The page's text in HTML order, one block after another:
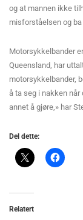
og at mannen ikke
misforståelsen og
Motorsykkelbander
Queensland, har
motorsykkelbander,
å ta seg i nakken når
annet å gjøre,» har
Del dette:
Relatert